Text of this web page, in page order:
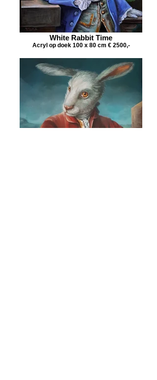
White Rabbit Time
Acryl op doek 100 x 80 cm € 2500,-